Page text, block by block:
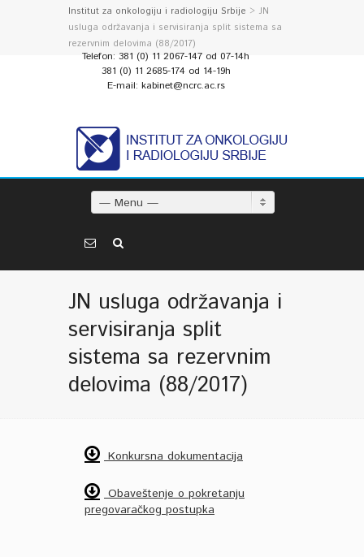
Institut za onkologiju i radiologiju Srbije > JN
usluga održavanja i servisiranja split sistema sa
rezervnim delovima (88/2017)
Telefon: 381 (0) 11 2067-147 od 07-14h
381 (0) 11 2685-174 od 14-19h
E-mail: kabinet@ncrc.ac.rs
— Menu —
JN usluga održavanja i
servisiranja split
sistema sa rezervnim
delovima (88/2017)
Konkursna dokumentacija
Obaveštenje o pokretanju
pregovaračkog postupka